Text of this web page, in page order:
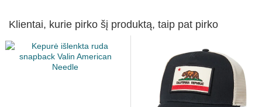
Klientai, kurie pirko šį produktą, taip pat pirko